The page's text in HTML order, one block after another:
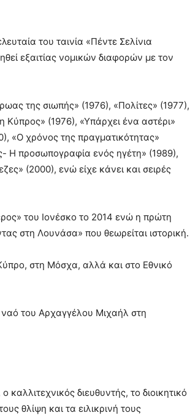
του ταινία «Πέντε Σελίνια
εξαιτίας νομικών διαφορών με τον
της σιωπής» (1976), «Πολίτες» (1977),
Κύπρος» (1976), «Υπάρχει ένα αστέρι»
«Ο χρόνος της πραγματικότητας»
Η προσωπογραφία ενός ηγέτη» (1989),
(2000), ενώ είχε κάνει και σειρές
του Ιονέσκο το 2014 ενώ η πρώτη
στη Λουνάσα» που θεωρείται ιστορική.
στη Μόσχα, αλλά και στο Εθνικό
ναό του Αρχαγγέλου Μιχαήλ στη
διευθυντής, το διοικητικό
θλίψη και τα ειλικρινή τους